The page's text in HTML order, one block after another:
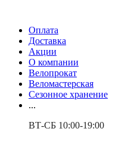
Оплата
Доставка
Акции
О компании
Велопрокат
Веломастерская
Сезонное хранение
...
ВТ-СБ 10:00-19:00